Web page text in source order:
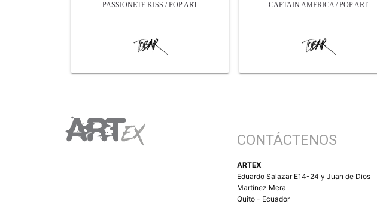
PASSIONETE KISS / POP ART CAPTAIN AMERICA / POP ART
CONTÁCTENOS
ARTEX
Eduardo Salazar E14-24 y Juan de Dios
Martínez Mera
Quito - Ecuador